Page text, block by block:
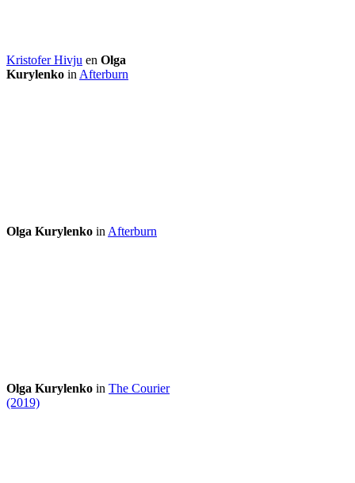
Kristofer Hivju en Olga
Kurylenko in Afterburn
Olga Kurylenko in Afterburn
Olga Kurylenko in The Courier
(2019)